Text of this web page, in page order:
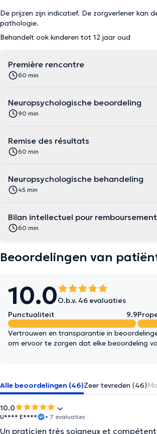
De prijzen zijn indicatief. De zorgverlener kan
pathologie.
Behandelt ook kinderen tot 12 jaar oud
Première rencontre
60 min
Neuropsychologische beoordeling
90 min
Remise des résultats
60 min
Neuropsychologische behandeling
45 min
Bilan intellectuel pour
60 min
Beoordelingen van
10.0O.b.v. 46 evaluaties
Punctualiteit
9.9
Vertrouwen en transparantie in
om ervoor te zorgen dat elke beoordeling
Alle beoordelingen (46)Zeer tevreden (46)
10.0
U**** E**** • 7 evaluaties
Un praticien très soigneux et compétent